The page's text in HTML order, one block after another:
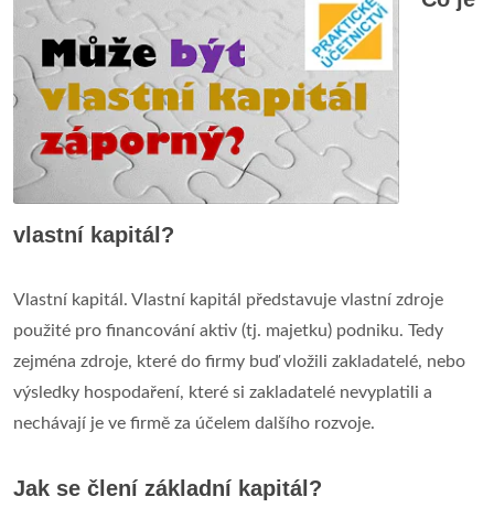
vlastní kapitál?
Vlastní kapitál. Vlastní kapitál představuje vlastní zdroje
použité pro financování aktiv (tj. majetku) podniku. Tedy
zejména zdroje, které do firmy buď vložili zakladatelé, nebo
výsledky hospodaření, které si zakladatelé nevyplatili a
nechávají je ve firmě za účelem dalšího rozvoje.
Jak se člení základní kapitál?